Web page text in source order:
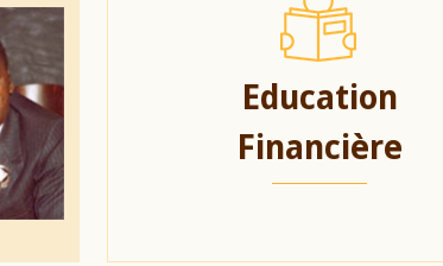
Education
Financière